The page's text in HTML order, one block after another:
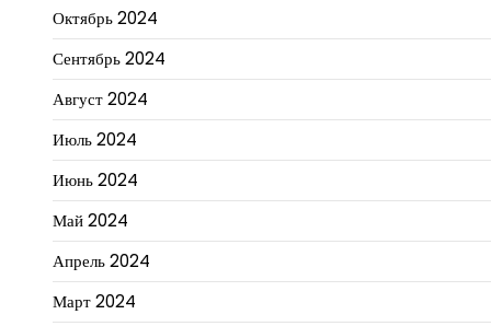
Октябрь 2024
Сентябрь 2024
Август 2024
Июль 2024
Июнь 2024
Май 2024
Апрель 2024
Март 2024